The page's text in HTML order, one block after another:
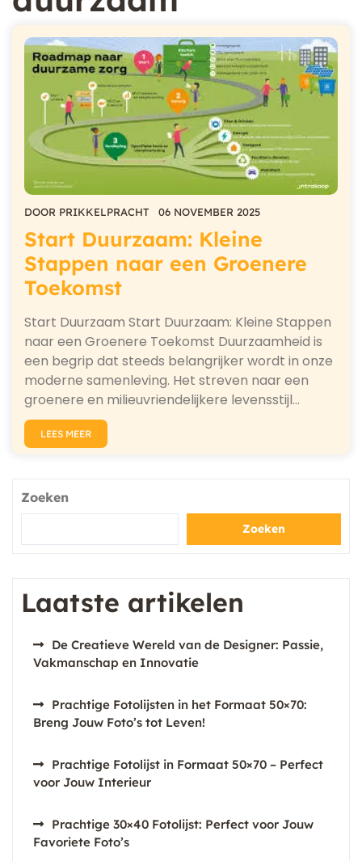
DOOR PRIKKELPRACHT 06 NOVEMBER 2025
Start Duurzaam: Kleine
Stappen naar een Groenere
Toekomst
Start Duurzaam Start Duurzaam: Kleine Stappen
naar een Groenere Toekomst Duurzaamheid is
een begrip dat steeds belangrijker wordt in onze
moderne samenleving. Het streven naar een
groenere en milieuvriendelijkere levensstijl…
LEES MEER
Zoeken
Zoeken
Laatste artikelen
De Creatieve Wereld van de Designer: Passie,
Vakmanschap en Innovatie
Prachtige Fotolijsten in het Formaat 50×70:
Breng Jouw Foto’s tot Leven!
Prachtige Fotolijst in Formaat 50×70 – Perfect
voor Jouw Interieur
Prachtige 30×40 Fotolijst: Perfect voor Jouw
Favoriete Foto’s